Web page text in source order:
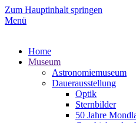
Zum Hauptinhalt springen
Menü
Home
Museum
Astronomiemuseum
Dauerausstellung
Optik
Sternbilder
50 Jahre